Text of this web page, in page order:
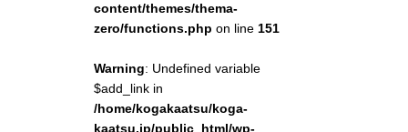
content/themes/thema-
zero/functions.php on line 151
Warning: Undefined variable
$add_link in
/home/kogakaatsu/koga-
kaatsu.jp/public_html/wp-